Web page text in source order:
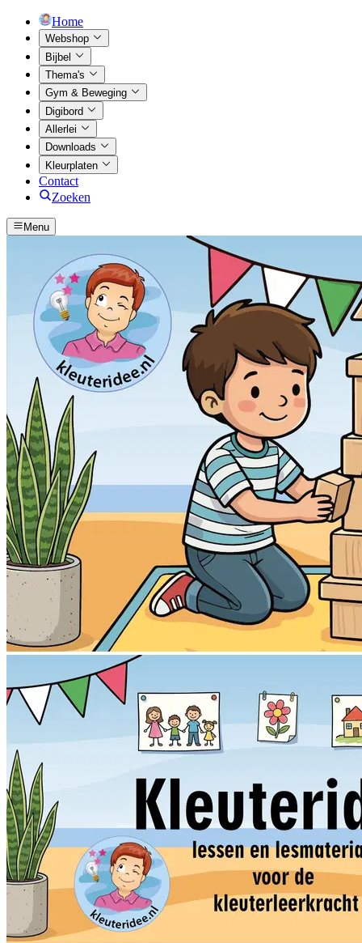
Home
Webshop
Bijbel
Thema's
Gym & Beweging
Digibord
Allerlei
Downloads
Kleurplaten
Contact
Zoeken
Menu